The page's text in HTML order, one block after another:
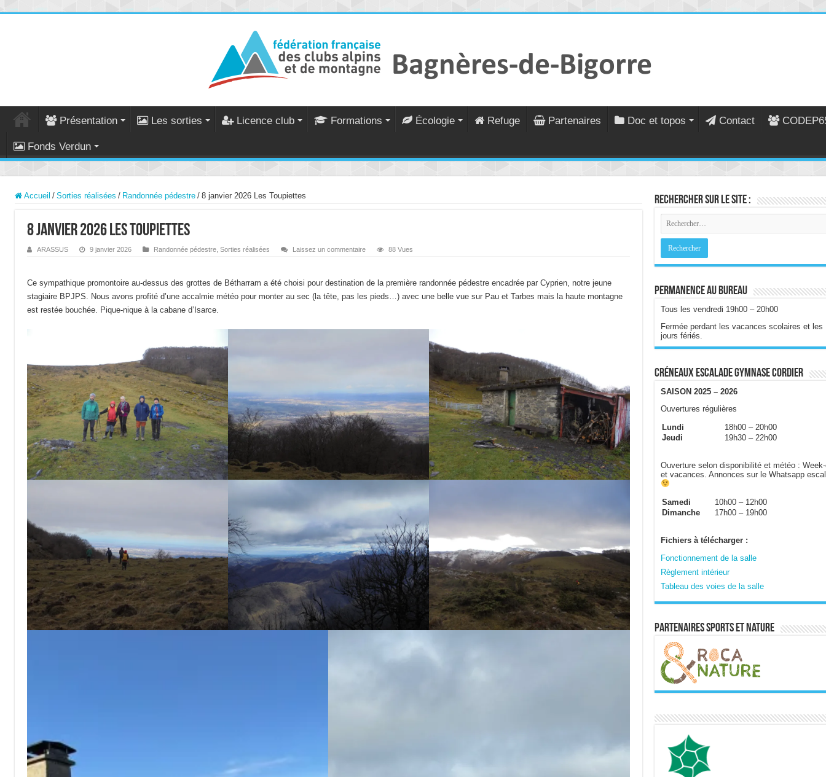
Présentation Les sorties Licence club Formations Écologie Refuge Partenaires Doc et topos Contact
Fonds Verdun
Accueil / Sorties réalisées / Randonnée pédestre / 8 janvier 2026 Les Toupiettes
8 janvier 2026 Les Toupiettes
ARASSUS 9 janvier 2026 Randonnée pédestre Sorties réalisées Laissez un commentaire 88 Vues
Ce sympathique promontoire au-dessus des grottes de Bétharram a été choisi pour destination de la première randonnée pédestre encadrée par Cyprien, notre jeune
stagiaire BPJPS. Nous avons profité d’une accalmie météo pour monter au sec (la tête, pas les pieds…) avec une belle vue sur Pau et Tarbes mais la haute montagne
est restée bouchée. Pique-nique à la cabane d’Isarce.
Rechercher sur le site :
Permanence au bureau
Tous les vendredi 19h00 – 20h00
Fermée perdant les vacances scolaires et les
jours fériés.
Créneaux escalade gymnase Cordier
SAISON 2025 – 2026
Ouvertures régulières
Lundi
18h00 – 20h00
Jeudi
19h30 – 22h00
Ouverture selon disponibilité et météo :
et vacances. Annonces sur le Whatsapp
Samedi
10h00 – 12h00
Dimanche
17h00 – 19h00
Fichiers à télécharger :
Fonctionnement de la salle
Règlement intérieur
Tableau des voies de la salle
Partenaires sports et nature